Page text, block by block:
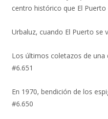
centro histórico que El
Urbaluz, cuando El Puerto se
Los últimos coletazos de una
#6.651
En 1970, bendición de los
#6.650